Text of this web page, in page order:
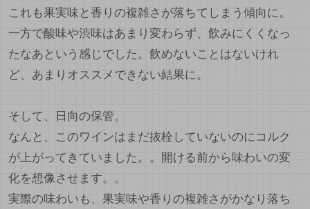
これも果実味と香りの複雑さが落ちてしまう傾向に。
一方で酸味や渋味はあまり変わらず、飲みにくくなっ
たなあという感じでした。飲めないことはないけれ
ど、あまりオススメできない結果に。
そして、日向の保管。
なんと、このワインはまだ抜栓していないのにコルク
が上がってきていました。。開ける前から味わいの変
化を想像させます。。
実際の味わいも、果実味や香りの複雑さがかなり落ち